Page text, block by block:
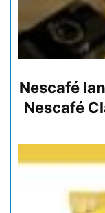
Nescafé
Nescafé